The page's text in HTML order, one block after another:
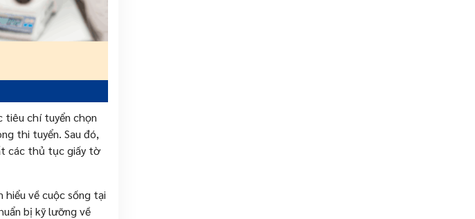
tiêu chí tuyển chọn
thi tuyển. Sau đó,
các thủ tục giấy tờ
hiểu về cuộc sống tại
bị kỹ lưỡng về